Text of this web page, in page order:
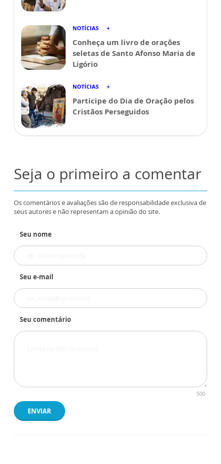
NOTÍCIAS
Conheça um livro de orações
seletas de Santo Afonso Maria de
Ligório
NOTÍCIAS
Participe do Dia de Oração pelos
Cristãos Perseguidos
Seja o primeiro a comentar
Os comentários e avaliações são de responsabilidade exclusiva de
seus autores e não representam a opinião do site.
Seu nome
Seu e-mail
Seu comentário
500
ENVIAR